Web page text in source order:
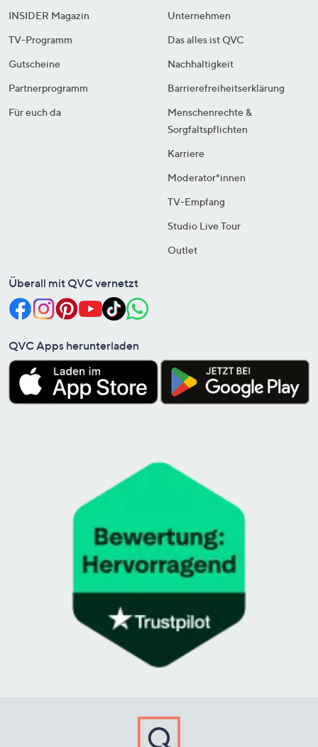
INSIDER Magazin
TV-Programm
Gutscheine
Partnerprogramm
Für euch da
Unternehmen
Das alles ist QVC
Nachhaltigkeit
Barrierefreiheitserklärung
Menschenrechte &
Sorgfaltspflichten
Karriere
Moderator*innen
TV-Empfang
Studio Live Tour
Outlet
Überall mit QVC vernetzt
QVC Apps herunterladen